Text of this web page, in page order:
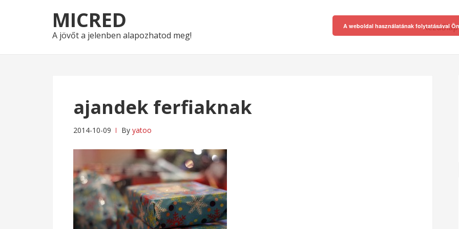
to
navigation
to
content
MICRED
A jövőt a jelenben alapozhatod meg!
Kezdőlap
ajandek ferfiaknak
2014-10-09 By yatoo
A weboldal használatának folytatásával